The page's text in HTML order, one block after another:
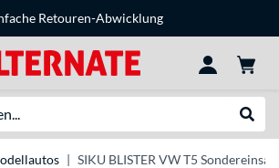
Retouren-Abwicklung
SIKU BLISTER VW T5